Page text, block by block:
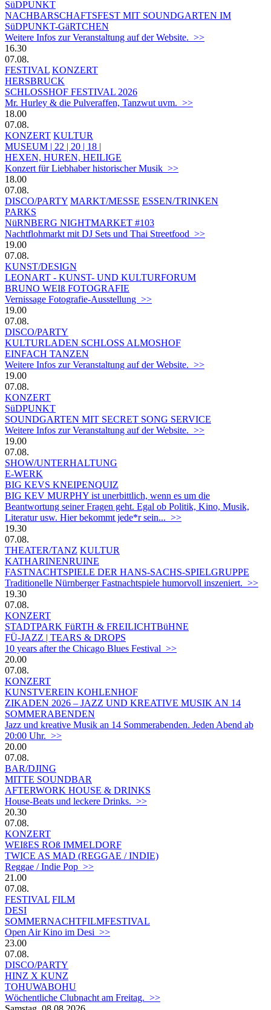
SüDPUNKT
NACHBARSCHAFTSFEST MIT SOUNDGARTEN IM
SüDPUNKT-GäRTCHEN
Weitere Infos zur Veranstaltung auf der Website. >>
16.30
07.08.
FESTIVAL KONZERT
HERSBRUCK
SCHLOSSHOF FESTIVAL 2026
Mr. Hurley & die Pulveraffen, Tanzwut uvm. >>
18.00
07.08.
KONZERT KULTUR
MUSEUM | 22 | 20 | 18 |
HEXEN, HUREN, HEILIGE
Konzert für Liebhaber historischer Musik >>
18.00
07.08.
DISCO/PARTY MARKT/MESSE ESSEN/TRINKEN
PARKS
NüRNBERG NIGHTMARKET #103
Nachtflohmarkt mit DJ Sets und Thai Streetfood >>
19.00
07.08.
KUNST/DESIGN
LEONART - KUNST- UND KULTURFORUM
BRUNO WEIß FOTOGRAFIE
Vernissage Fotografie-Ausstellung >>
19.00
07.08.
DISCO/PARTY
KULTURLADEN SCHLOSS ALMOSHOF
EINFACH TANZEN
Weitere Infos zur Veranstaltung auf der Website. >>
19.00
07.08.
KONZERT
SüDPUNKT
SOUNDGARTEN MIT SECRET SONG SERVICE
Weitere Infos zur Veranstaltung auf der Website. >>
19.00
07.08.
SHOW/UNTERHALTUNG
E-WERK
BIG KEVS KNEIPENQUIZ
BIG KEV MURPHY ist unerbittlich, wenn es um die
Beantwortung seiner Fragen geht. Egal ob Politik, Kino, Musik,
Literatur usw. Hier bekommt jede*r sein... >>
19.30
07.08.
THEATER/TANZ KULTUR
KATHARINENRUINE
FASTNACHTSPIELE DER HANS-SACHS-SPIELGRUPPE
Traditionelle Nürnberger Fastnachtspiele humorvoll inszeniert. >>
19.30
07.08.
KONZERT
STADTPARK FüRTH & FREILICHTBüHNE
FÜ-JAZZ | TEARS & DROPS
10 years after the Chicago Blues Festival >>
20.00
07.08.
KONZERT
KUNSTVEREIN KOHLENHOF
ZIKADEN 2026 – JAZZ UND KREATIVE MUSIK AN 14
SOMMERABENDEN
Jazz und kreative Musik an 14 Sommerabenden. Jeden Abend ab
20:00 Uhr. >>
20.00
07.08.
BAR/DJING
MITTE SOUNDBAR
AFTERWORK HOUSE & DRINKS
House-Beats und leckere Drinks. >>
20.30
07.08.
KONZERT
WEIßES ROß IMMELDORF
TWICE AS MAD (REGGAE / INDIE)
Reggae / Indie Pop >>
21.00
07.08.
FESTIVAL FILM
DESI
SOMMERNACHTFILMFESTIVAL
Open Air Kino im Desi >>
23.00
07.08.
DISCO/PARTY
HINZ X KUNZ
TOHUWABOHU
Wöchentliche Clubnacht am Freitag. >>